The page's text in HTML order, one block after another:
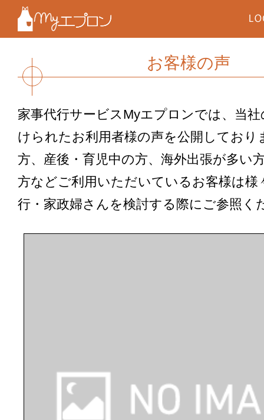
お客様の声
家事代行サービスMyエプロンでは、当
けられたお利用者様の声を公開しており
方、産後・育児中の方、海外出張が多い
方などご利用いただいているお客様は様
行・家政婦さんを検討する際にご参照く